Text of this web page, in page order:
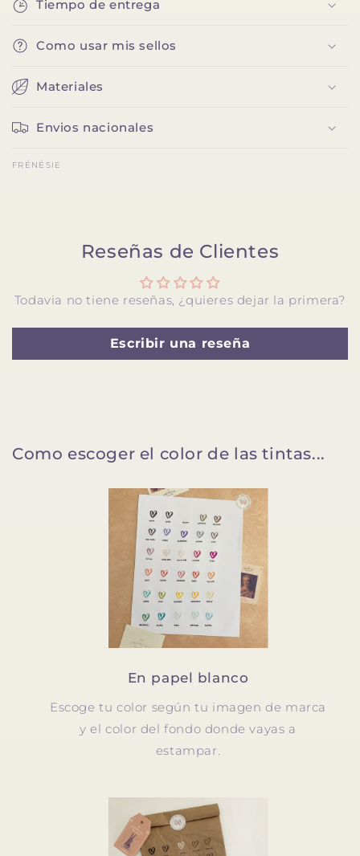
Tiempo de entrega
Como usar mis sellos
Materiales
Envios nacionales
FRÉNÉSIE
Reseñas de Clientes
Todavia no tiene reseñas, ¿quieres dejar la primera?
Escribir una reseña
Como escoger el color de las tintas...
En papel blanco
Escoge tu color según tu imagen de marca
y el color del fondo donde vayas a
estampar.